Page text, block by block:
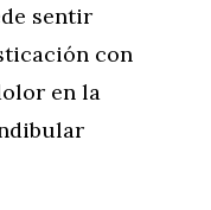
sentir
con
en la